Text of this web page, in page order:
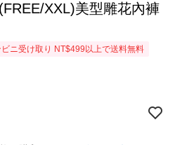
XXL)美型雕花內褲
ビニ受け取り NT$499以上で送料無料